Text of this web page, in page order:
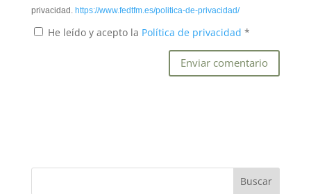
privacidad. https://www.fedtfm.es/politica-de-privacidad/
He leído y acepto la Política de privacidad *